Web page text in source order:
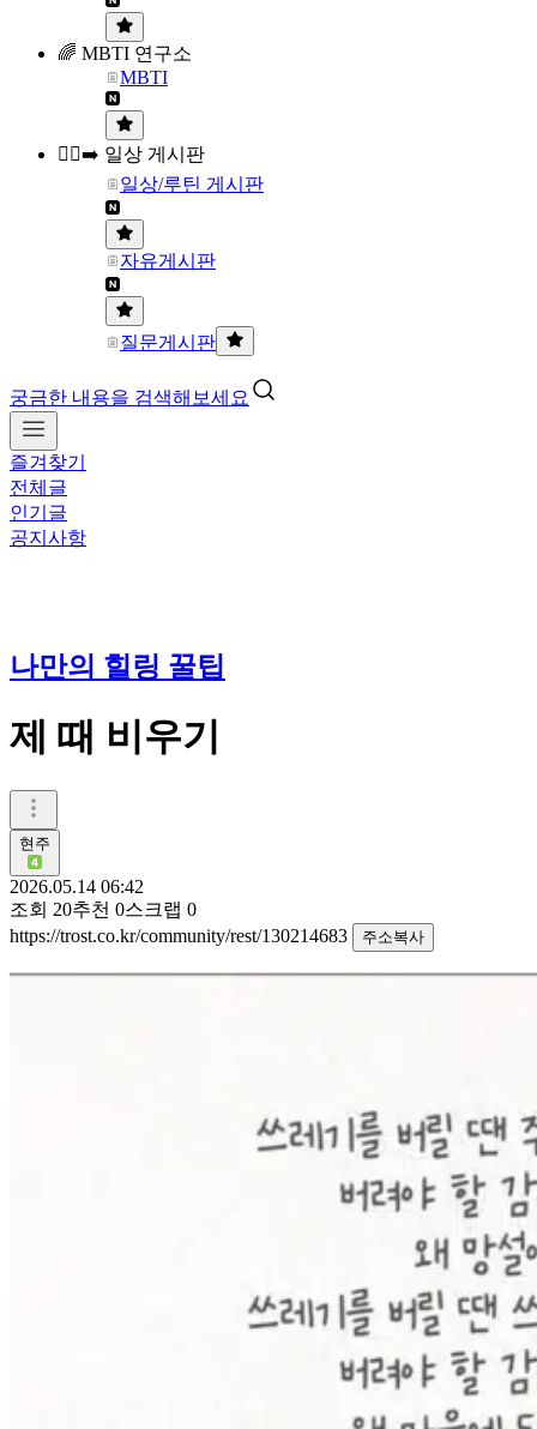
🌈 MBTI 연구소
MBTI
🏃‍♀️‍➡️ 일상 게시판
일상/루틴 게시판
자유게시판
질문게시판
궁금한 내용을 검색해보세요
즐겨찾기
전체글
인기글
공지사항
나만의 힐링 꿀팁
제 때 비우기
현주
2026.05.14 06:42
조회 20추천 0스크랩 0
https://trost.co.kr/community/rest/130214683
주소복사